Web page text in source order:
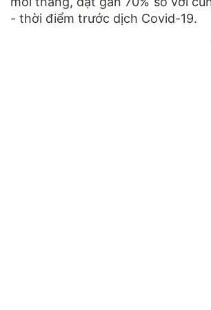
- thời điểm trước dịch Covid-19.